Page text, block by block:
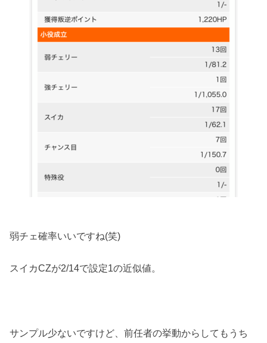
弱チェ確率いいですね(笑)
スイカCZが2/14で設定1の近似値。
サンプル少ないですけど、前任者の挙動からしてもうち